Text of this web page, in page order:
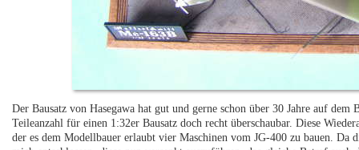
Der Bausatz von Hasegawa hat gut und gerne schon über 30 Jahre auf
Teileanzahl für einen 1:32er Bausatz doch recht überschaubar. Diese
der es dem Modellbauer erlaubt vier Maschinen vom JG-400 zu bauen. Da